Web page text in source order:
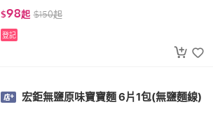
$98起 $150起
登記
宏鉅無鹽原味寶寶麵 6片1包(無鹽麵線)